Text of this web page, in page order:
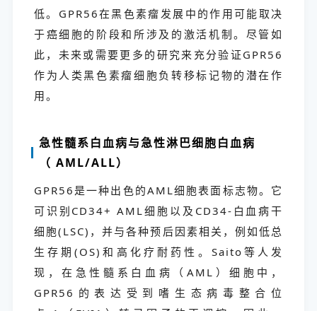
低。GPR56在黑色素瘤发展中的作用可能取决
于癌细胞的阶段和所涉及的激活机制。尽管如
此，未来或需要更多的研究来充分验证GPR56
作为人类黑色素瘤细胞负转移标记物的潜在作
用。
急性髓系白血病与急性淋巴细胞白血病
（ AML/ALL）
GPR56是一种出色的AML细胞表面标志物。它
可识别CD34+ AML细胞以及CD34-白血病干
细胞(LSC)，并与各种预后因素相关，例如低总
生存期(OS)和高化疗耐药性。Saito等人发
现，在急性髓系白血病（AML）细胞中，
GPR56的表达受到嗜生态病毒整合位